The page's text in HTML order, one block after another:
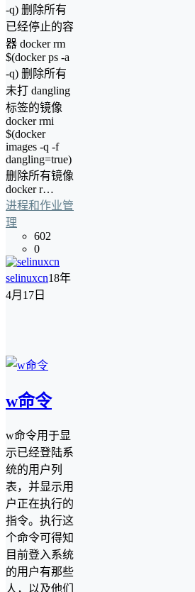
-q) 删除所有
已经停止的容
器 docker rm
$(docker ps -a
-q) 删除所有
未打 dangling
标签的镜像
docker rmi
$(docker
images -q -f
dangling=true)
删除所有镜像
docker r…
进程和作业管
理
602
0
selinuxcn18年
4月17日
w命令
w命令用于显
示已经登陆系
统的用户列
表，并显示用
户正在执行的
指令。执行这
个命令可得知
目前登入系统
的用户有那些
人，以及他们